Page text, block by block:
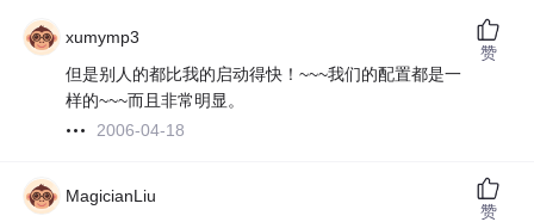
xumymp3
但是别人的都比我的启动得快！~~~我们的配置都是一
样的~~~而且非常明显。
2006-04-18
赞
MagicianLiu
赞